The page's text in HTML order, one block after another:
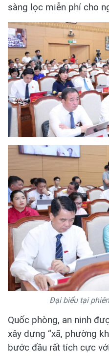
sàng lọc miễn phí cho
Đại biểu tại
Quốc phòng, an ninh
xây dựng “xã, phường
bước đầu rất tích cực